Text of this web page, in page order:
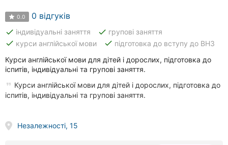
0.0 0 відгуків
done індивідуальні заняття done групові заняття
done курси англійської мови done підготовка до вступу до ВНЗ
Курси англійської мови для дітей і дорослих, підготовка до
іспитів, індивідуальні та групові заняття.
Курси англійської мови для дітей і дорослих, підготовка до
іспитів, індивідуальні та групові заняття.
Незалежності, 15